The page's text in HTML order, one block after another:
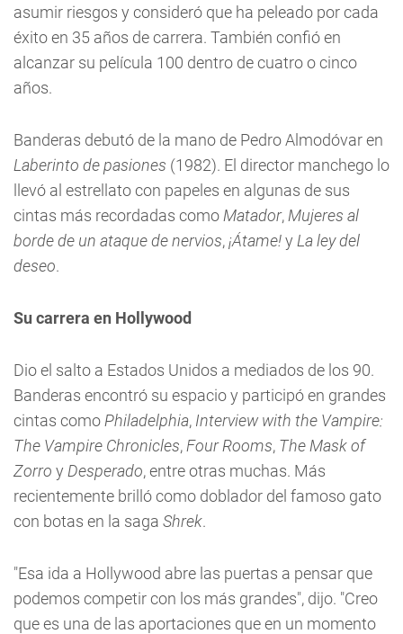
asumir riesgos y consideró que ha peleado por cada
éxito en 35 años de carrera. También confió en
alcanzar su película 100 dentro de cuatro o cinco
años.
Banderas debutó de la mano de Pedro Almodóvar en
Laberinto de pasiones (1982). El director manchego lo
llevó al estrellato con papeles en algunas de sus
cintas más recordadas como Matador, Mujeres al
borde de un ataque de nervios,¡Átame!y La ley del
deseo.
Su carrera en Hollywood
Dio el salto a Estados Unidos a mediados de los 90.
Banderas encontró su espacio y participó en grandes
cintas como Philadelphia, Interview with the Vampire:
The Vampire Chronicles, Four Rooms, The Mask of
Zorro y Desperado, entre otras muchas. Más
recientemente brilló como doblador del famoso gato
con botas en la saga Shrek.
"Esa ida a Hollywood abre las puertas a pensar que
podemos competir con los más grandes", dijo. "Creo
que es una de las aportaciones que en un momento